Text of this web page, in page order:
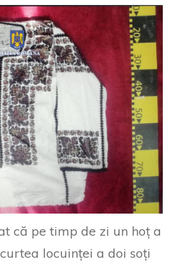
că pe timp de zi un hoț a
locuinței a doi soți